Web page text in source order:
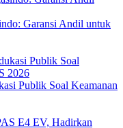
Garansi Andil untuk
Publik Soal Keamanan